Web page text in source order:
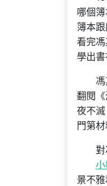
哪個
簿本
看完
學出
翻閱
夜不
門第
景不